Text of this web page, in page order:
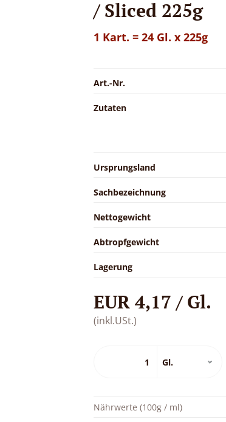
/ Sliced 225g
1 Kart. = 24 Gl. x 225g
Art.-Nr.
Zutaten
Ursprungsland
Sachbezeichnung
Nettogewicht
Abtropfgewicht
Lagerung
EUR 4,17 / Gl.
(inkl.USt.)
Nährwerte (100g / ml)